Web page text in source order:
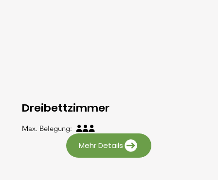
Dreibettzimmer
Max. Belegung:
Mehr Details